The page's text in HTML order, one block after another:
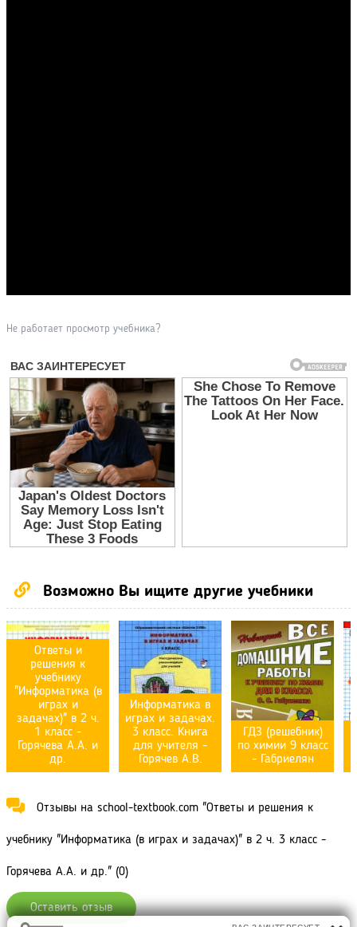
Не работает просмотр учебника?
Возможно Вы ищите другие учебники
Ответы и
решения к
учебнику
"Информатика (в
играх и
задачах)" в 2 ч.
1 класс -
Горячева А.А. и
др.
Информатика в
играх и задачах.
3 класс. Книга
для учителя -
Горячев А.В.
ГДЗ (решебник)
по химии 9 класс
- Габриелян
Отзывы на school-textbook.com "Ответы и решения к
учебнику "Информатика (в играх и задачах)" в 2 ч. 3 класс -
Горячева А.А. и др." (0)
Оставить отзыв